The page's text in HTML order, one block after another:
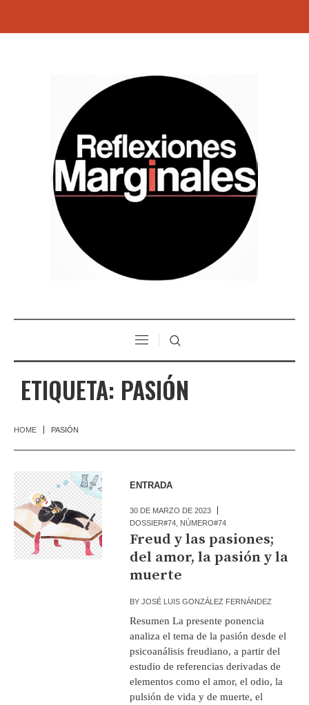
ETIQUETA: PASIÓN
HOME PASIÓN
ENTRADA
30 DE MARZO DE 2023
DOSSIER#74 NÚMERO#74
Freud y las pasiones;
del amor, la pasión y la
muerte
BYJOSÉ LUIS GONZÁLEZ FERNÁNDEZ
Resumen La presente ponencia
analiza el tema de la pasión desde el
psicoanálisis freudiano, a partir del
estudio de referencias derivadas de
elementos como el amor, el odio, la
pulsión de vida y de muerte, el